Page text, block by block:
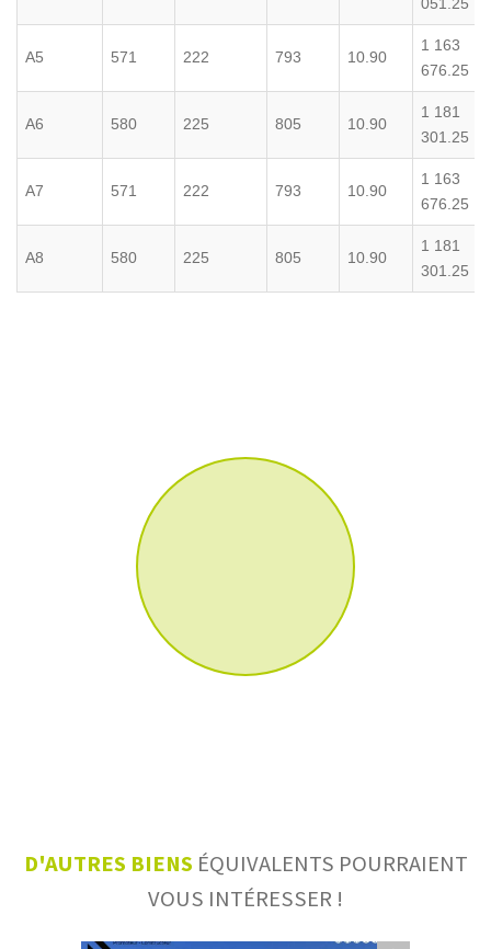
A5 571 222 793 10.90
1 163
676.25
A6 580 225 805 10.90
1 181
301.25
A7 571 222 793 10.90
1 163
676.25
A8 580 225 805 10.90
1 181
301.25
D'AUTRES BIENS ÉQUIVALENTS POURRAIENT
VOUS INTÉRESSER !